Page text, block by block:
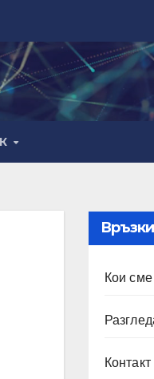
Връзки
Кои
Контакт